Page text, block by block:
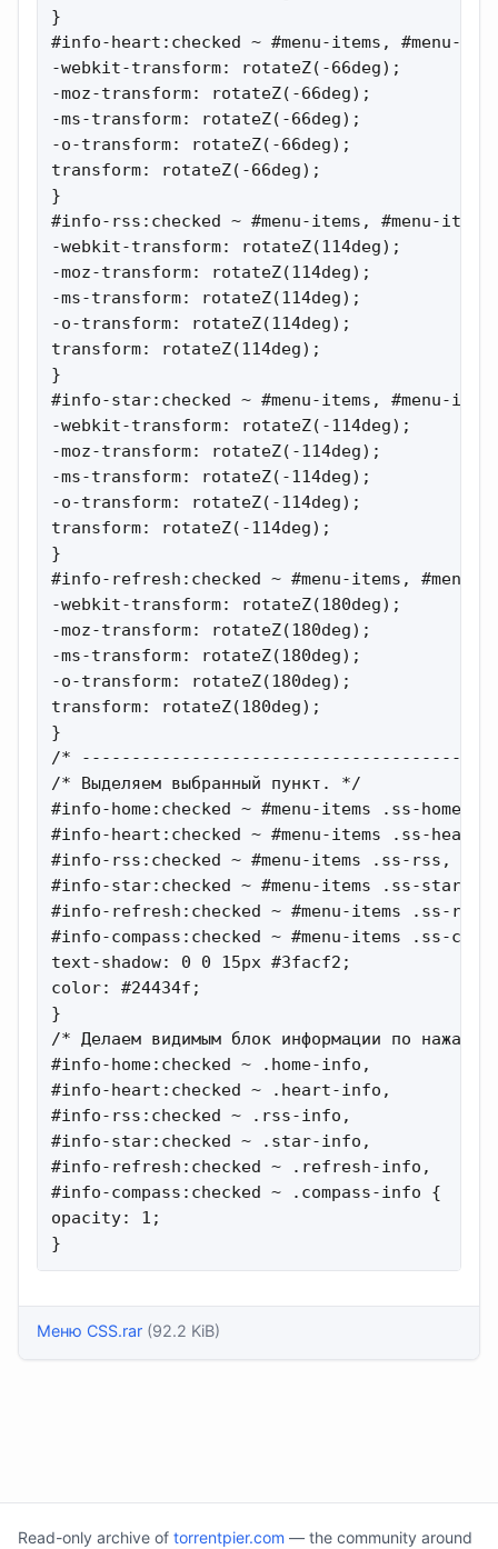
Меню CSS.rar (92.2 KiB)
Read-only archive of torrentpier.com — the community around